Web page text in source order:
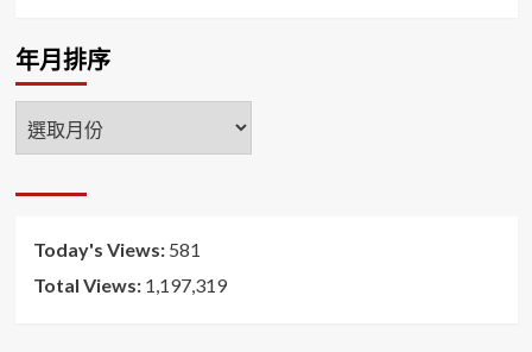
年月排序
年
月
Today's Views: 581
Total Views: 1,197,319